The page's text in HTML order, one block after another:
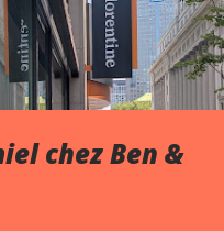
chez Ben &